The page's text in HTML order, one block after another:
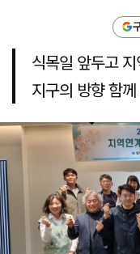
식목일 앞두고
지구의 방향 함